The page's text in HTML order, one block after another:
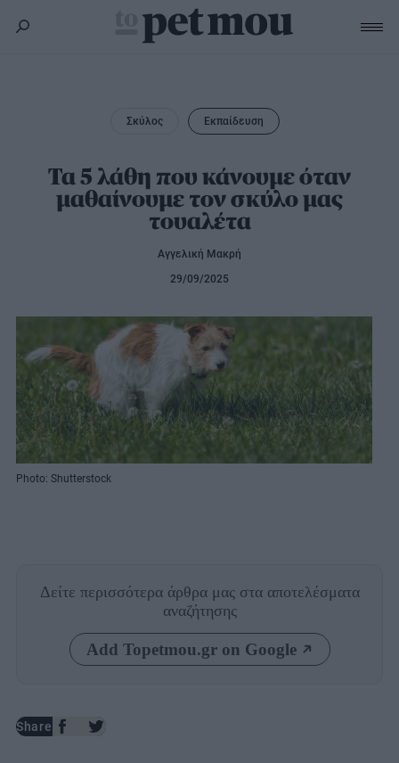
Εκπαίδευση
Lifestyle
Υγεία
Διατροφή
Άλλα κατοικίδια
Εκπαίδευση
Σκύλος
Τα 5 λάθη που κάνουμε όταν
μαθαίνουμε τον σκύλο μας
τουαλέτα
Αγγελική Μακρή
29/09/2025
Photo: Shutterstock
Δείτε περισσότερα άρθρα μας στα αποτελέσματα
αναζήτησης
Add Topetmou.gr on Google
Share